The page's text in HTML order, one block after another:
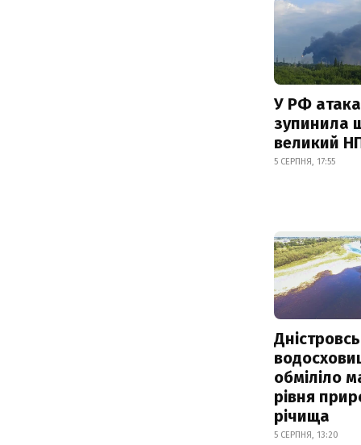
У РФ
зупинила
великий
5 СЕРПНЯ, 17:55
обміліло
рівня
річища
5 СЕРПНЯ, 13:20